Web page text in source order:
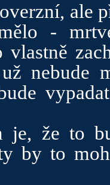
ale
-
vlastně
nebude
je, že to
by to